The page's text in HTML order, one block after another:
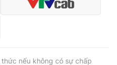
nếu không có sự chấp